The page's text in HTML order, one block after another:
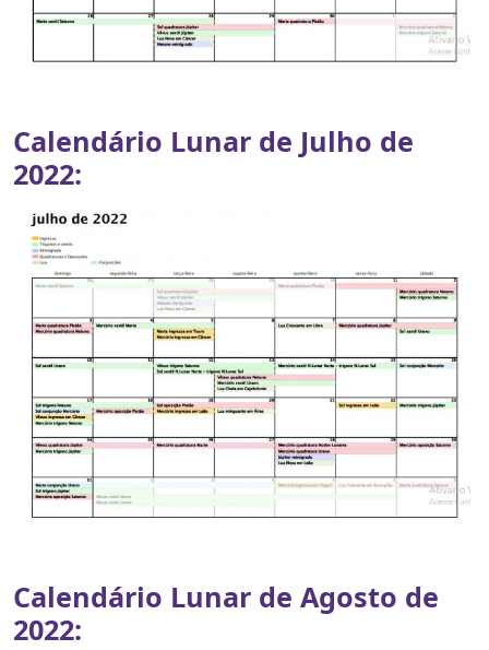
Calendário Lunar de Julho de
2022:
Calendário Lunar de Agosto de
2022: